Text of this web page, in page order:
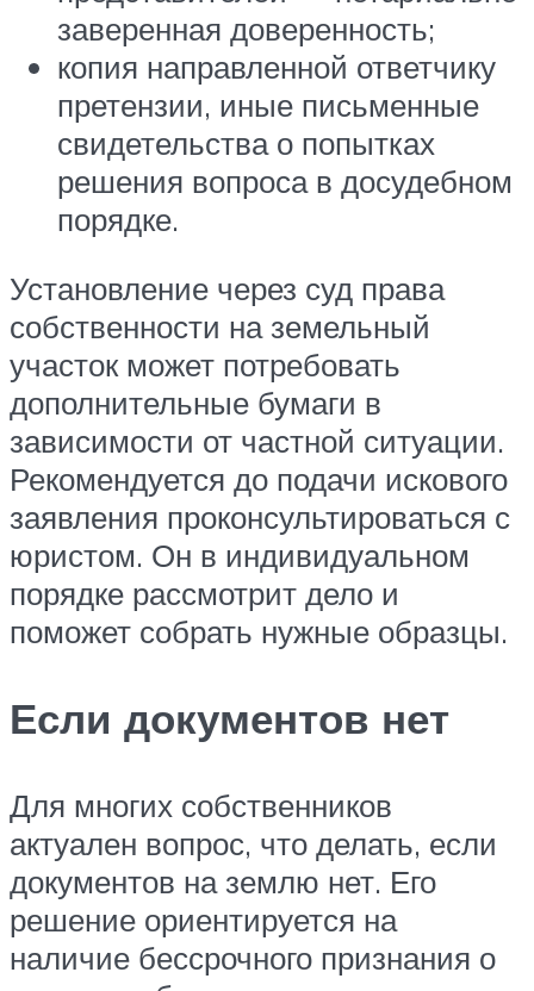
заверенная доверенность;
копия направленной ответчику
претензии, иные письменные
свидетельства о попытках
решения вопроса в досудебном
порядке.
Установление через суд права
собственности на земельный
участок может потребовать
дополнительные бумаги в
зависимости от частной ситуации.
Рекомендуется до подачи искового
заявления проконсультироваться с
юристом. Он в индивидуальном
порядке рассмотрит дело и
поможет собрать нужные образцы.
Если документов нет
Для многих собственников
актуален вопрос, что делать, если
документов на землю нет. Его
решение ориентируется на
наличие бессрочного признания о